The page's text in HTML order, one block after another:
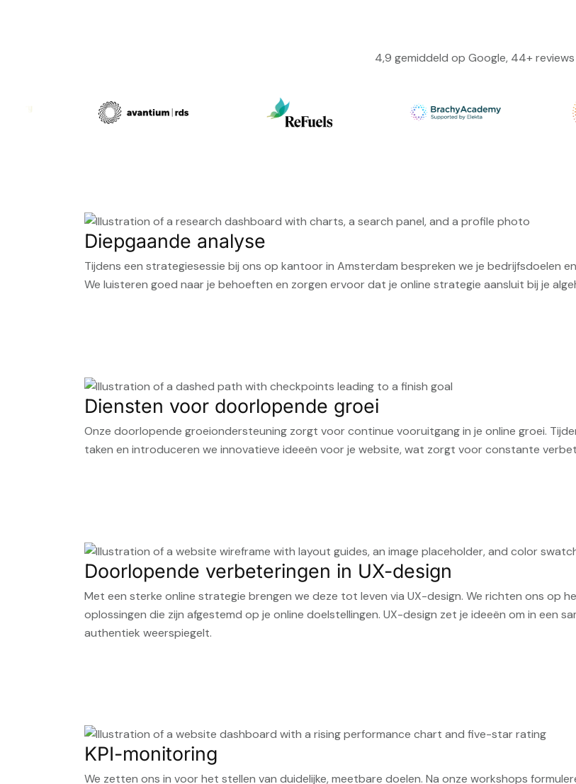
4,9 gemiddeld op Google, 44+ reviews
Diepgaande analyse
Tijdens een strategiesessie bij ons op kantoor in Amsterdam bespreken we je bedrijfsdoelen
We luisteren goed naar je behoeften en zorgen ervoor dat je online strategie aansluit bij je
Diensten voor doorlopende groei
Onze doorlopende groeiondersteuning zorgt voor continue vooruitgang in je online groei.
taken en introduceren we innovatieve ideeën voor je website, wat zorgt voor constante
Doorlopende verbeteringen in UX-design
Met een sterke online strategie brengen we deze tot leven via UX-design. We richten ons op
oplossingen die zijn afgestemd op je online doelstellingen. UX-design zet je ideeën om in een
authentiek weerspiegelt.
KPI-monitoring
We zetten ons in voor het stellen van duidelijke, meetbare doelen. Na onze workshops